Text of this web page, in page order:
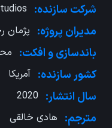
شرکت سازنده:
مدیران پروژه: پژمان
باندسازی و ‌افکت:
کشور سازنده: آمریکا
سال انتشار: 2020
مترجم: هادی خالقی